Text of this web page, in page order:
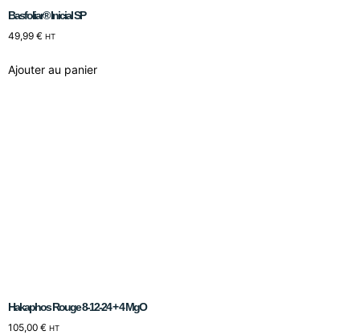
Basfoliar® Inicial SP
49,99 € HT
Ajouter au panier
Hakaphos Rouge 8-12-24 + 4 MgO
105,00 € HT